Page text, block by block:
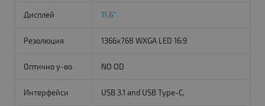
Дисплей 11.6"
Резолюция 1366x768 WXGA LED 16:9
Оптично у-во NO OD
Интерфейси USB 3.1 and USB Type-C,